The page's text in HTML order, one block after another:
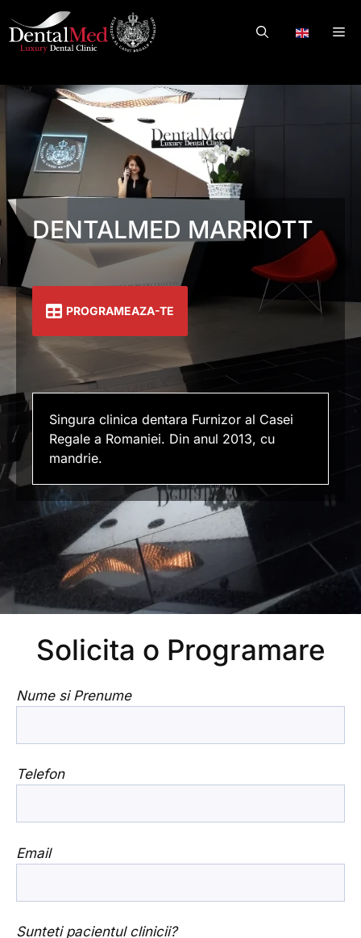
to
content
DENTALMED MARRIOTT
PROGRAMEAZA-TE
Singura clinica dentara Furnizor al Casei
Regale a Romaniei. Din anul 2013, cu
mandrie.
Solicita o Programare
Nume si Prenume
Telefon
Email
Sunteti pacientul clinicii?